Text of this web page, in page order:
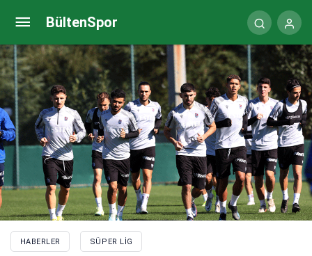
BültenSpor
HABERLER SÜPER LIG
Burak Kızılhan: “Futbol takımımız camiamızı çok
mutlu eden bir performans gösterdi”